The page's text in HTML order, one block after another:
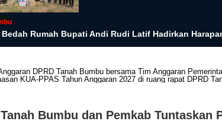
Bedah Rumah Bupati Andi Rudi Latif Hadirkan
Bumbu dan Pemkab Tuntaskan